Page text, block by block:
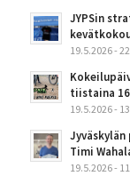
JYPSin
19.5.2026 -
tiistaina
19.5.2026 -
Timi
19.5.2026 -